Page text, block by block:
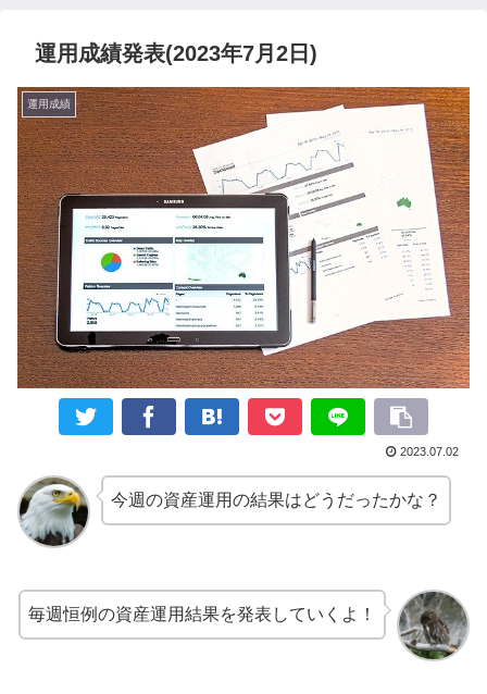
運用成績発表(2023年7月2日)
運用成績
2023.07.02
今週の資産運用の結果はどうだったかな？
毎週恒例の資産運用結果を発表していくよ！